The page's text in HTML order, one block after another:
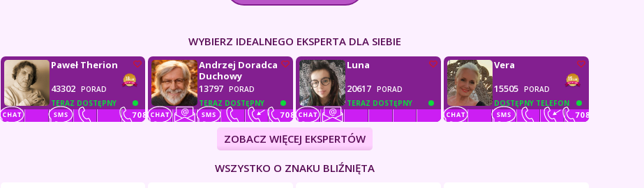
WYBIERZ IDEALNEGO EKSPERTA DLA SIEBIE
TERAZ DOSTĘPNY
Paweł Therion
43302 PORAD
TERAZ DOSTĘPNY
Andrzej Doradca
Duchowy
13797 PORAD
TERAZ DOSTĘPNY
Luna
20617 PORAD
DOSTĘPNY TELEFON
Vera
15505 PORAD
ZOBACZ WIĘCEJ EKSPERTÓW
WSZYSTKO O ZNAKU BLIŹNIĘTA